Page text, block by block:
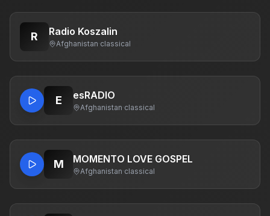
R Radio Koszalin
Afghanistan·classical
E esRADIO
Afghanistan·classical
M MOMENTO LOVE GOSPEL
Afghanistan·classical